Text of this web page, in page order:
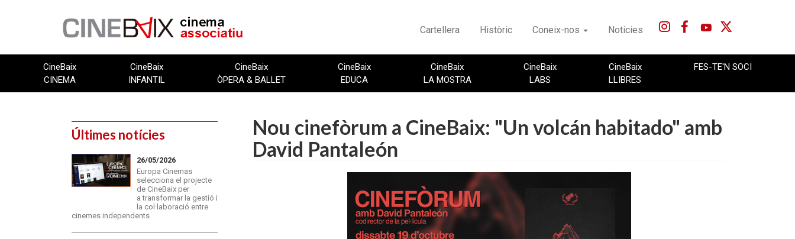
Cartellera Històric Coneix-nos Notícies
CineBaix
CINEMA
CineBaix
INFANTIL
CineBaix
ÒPERA & BALLET
CineBaix
EDUCA
CineBaix
LA MOSTRA
CineBaix
LABS
CineBaix
LLIBRES
FES-TE'N SOCI
Últimes notícies
26/05/2026
Europa Cinemas
selecciona el projecte
de CineBaix per
a transformar la gestió i
la col·laboració entre
cinemes independents
Nou cinefòrum a CineBaix: "Un volcán habitado" amb
David Pantaleón